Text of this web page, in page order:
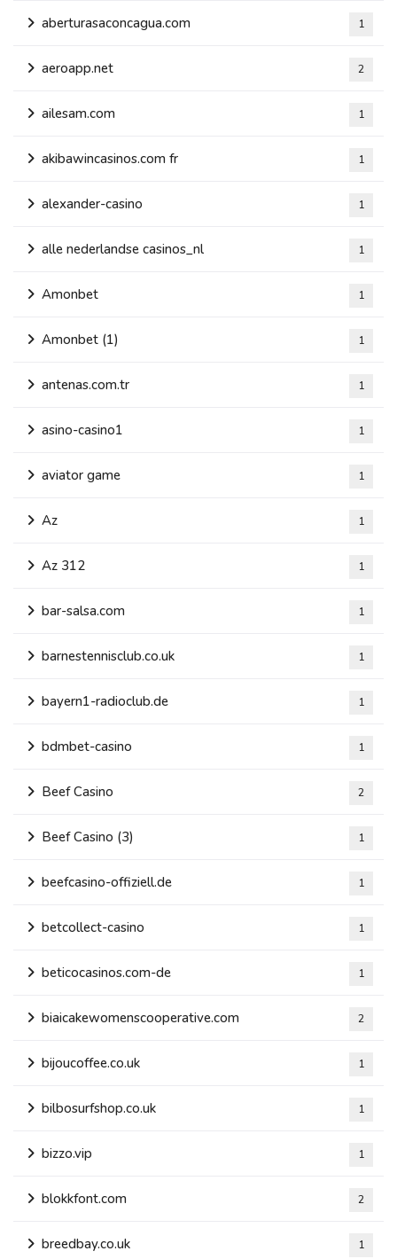
aberturasaconcagua.com 1
aeroapp.net 2
ailesam.com 1
akibawincasinos.com fr 1
alexander-casino 1
alle nederlandse casinos_nl 1
Amonbet 1
Amonbet (1) 1
antenas.com.tr 1
asino-casino1 1
aviator game 1
Az 1
Az 312 1
bar-salsa.com 1
barnestennisclub.co.uk 1
bayern1-radioclub.de 1
bdmbet-casino 1
Beef Casino 2
Beef Casino (3) 1
beefcasino-offiziell.de 1
betcollect-casino 1
beticocasinos.com-de 1
biaicakewomenscooperative.com 2
bijoucoffee.co.uk 1
bilbosurfshop.co.uk 1
bizzo.vip 1
blokkfont.com 2
breedbay.co.uk 1